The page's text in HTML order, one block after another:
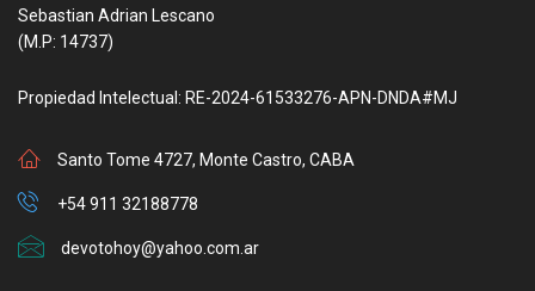
Sebastian Adrian Lescano
(M.P: 14737)
Propiedad Intelectual: RE-2024-61533276-APN-DNDA#MJ
Santo Tome 4727, Monte Castro, CABA
+54 911 32188778
devotohoy@yahoo.com.ar